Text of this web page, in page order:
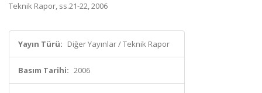
Teknik Rapor, ss.21-22, 2006
Yayın Türü: Diğer Yayınlar / Teknik Rapor
Basım Tarihi: 2006